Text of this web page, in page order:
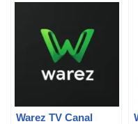
Warez TV Canal